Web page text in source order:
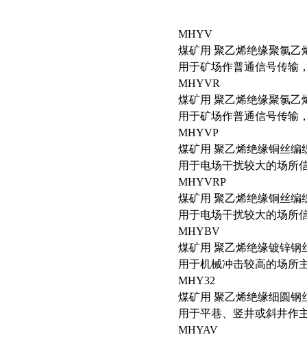
MHYV
煤矿用 聚乙烯绝缘聚氯乙
用于矿场作普通信号传输
MHYVR
煤矿用 聚乙烯绝缘聚氯乙
用于矿场作普通信号传输
MHYVP
煤矿用 聚乙烯绝缘铜丝编
用于电场干扰较大的场所
MHYVRP
煤矿用 聚乙烯绝缘铜丝编
用于电场干扰较大的场所
MHYBV
煤矿用 聚乙烯绝缘镀锌钢
用于机械冲击较高的场所
MHY32
煤矿用 聚乙烯绝缘细圆钢
用于平巷、竖井或斜井作
MHYAV